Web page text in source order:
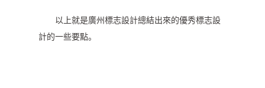
以上就是廣州標志設計總結出來的優秀標志設
計的一些要點。